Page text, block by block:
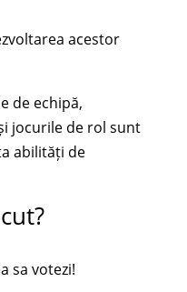
acestor
de echipă,
jocurile de rol sunt
abilități de
sa votezi!